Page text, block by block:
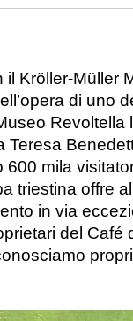
Kröller-Müller
di uno
Revoltella
Teresa
mila
triestina offre
in via
del Café